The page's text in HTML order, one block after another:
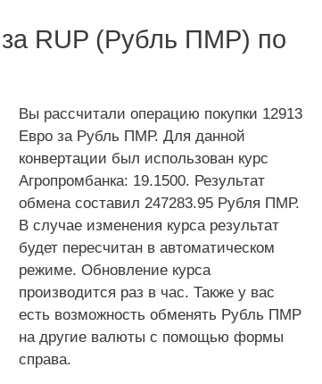
RUP (Рубль ПМР) по
Вы рассчитали операцию покупки 12913
Евро за Рубль ПМР. Для данной
конвертации был использован курс
Агропромбанка: 19.1500. Результат
обмена составил 247283.95 Рубля ПМР.
В случае изменения курса результат
будет пересчитан в автоматическом
режиме. Обновление курса
производится раз в час. Также у вас
есть возможность обменять Рубль ПМР
на другие валюты с помощью формы
справа.